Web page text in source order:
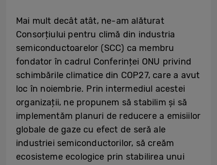
Mai mult decât atât, ne-am alăturat
Consorțiului pentru climă din industria
semiconductoarelor (SCC) ca membru
fondator în cadrul Conferinței ONU privind
schimbările climatice din COP27, care a avut
loc în noiembrie. Prin intermediul acestei
organizații, ne propunem să stabilim și să
implementăm planuri de reducere a emisiilor
globale de gaze cu efect de seră ale
industriei semiconductorilor, să creăm
ecosisteme ecologice prin stabilirea unui